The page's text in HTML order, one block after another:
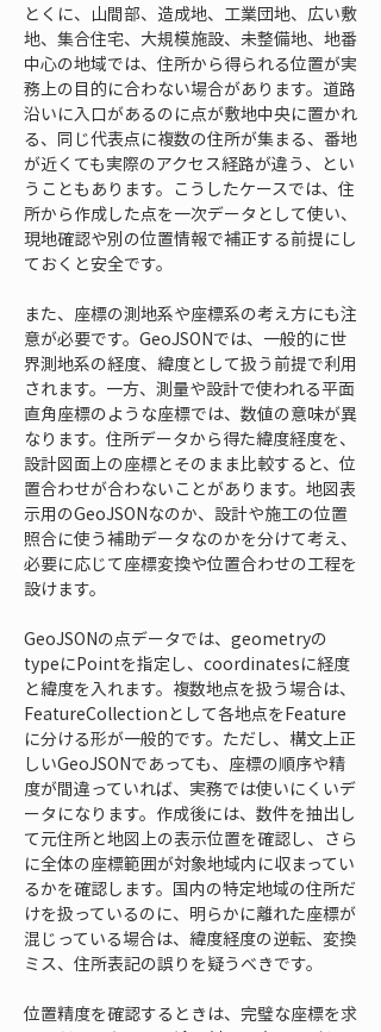
とくに、山間部、造成地、工業団地、広い敷
地、集合住宅、大規模施設、未整備地、地番
中心の地域では、住所から得られる位置が実
務上の目的に合わない場合があります。道路
沿いに入口があるのに点が敷地中央に置かれ
る、同じ代表点に複数の住所が集まる、番地
が近くても実際のアクセス経路が違う、とい
うこともあります。こうしたケースでは、住
所から作成した点を一次データとして使い、
現地確認や別の位置情報で補正する前提にし
ておくと安全です。
また、座標の測地系や座標系の考え方にも注
意が必要です。GeoJSONでは、一般的に世
界測地系の経度、緯度として扱う前提で利用
されます。一方、測量や設計で使われる平面
直角座標のような座標では、数値の意味が異
なります。住所データから得た緯度経度を、
設計図面上の座標とそのまま比較すると、位
置合わせが合わないことがあります。地図表
示用のGeoJSONなのか、設計や施工の位置
照合に使う補助データなのかを分けて考え、
必要に応じて座標変換や位置合わせの工程を
設けます。
GeoJSONの点データでは、geometryの
typeにPointを指定し、coordinatesに経度
と緯度を入れます。複数地点を扱う場合は、
FeatureCollectionとして各地点をFeature
に分ける形が一般的です。ただし、構文上正
しいGeoJSONであっても、座標の順序や精
度が間違っていれば、実務では使いにくいデ
ータになります。作成後には、数件を抽出し
て元住所と地図上の表示位置を確認し、さら
に全体の座標範囲が対象地域内に収まってい
るかを確認します。国内の特定地域の住所だ
けを扱っているのに、明らかに離れた座標が
混じっている場合は、緯度経度の逆転、変換
ミス、住所表記の誤りを疑うべきです。
位置精度を確認するときは、完璧な座標を求